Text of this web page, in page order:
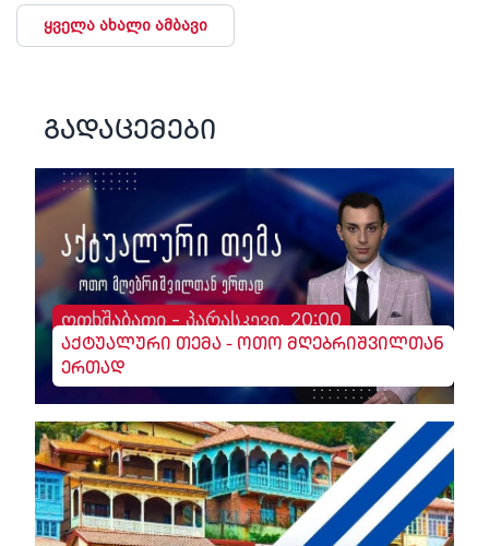
ყველა ახალი ამბავი
გადაცემები
ოთხშაბათი - პარასკევი, 20:00
აქტუალური თემა - ოთო მღებრიშვილთან
ერთად